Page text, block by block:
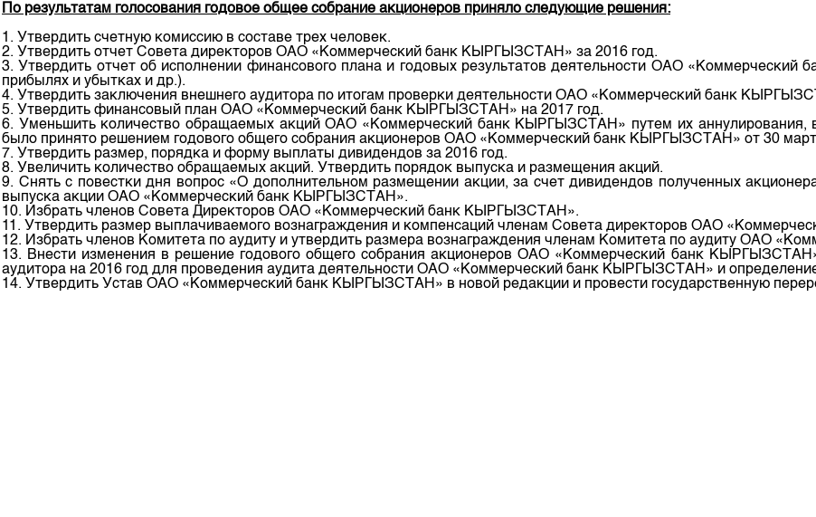
Участники торгов
Наши партнеры
Cтратегия развития
Корпоративные документы
Контакты
Финансовый рынок KG
Пресс-клуб
депозитам
По результатам голосования годовое общее собрание акционеров приняло следующие решения:
1. Утвердить счетную комиссию в составе трех человек.
2. Утвердить отчет Совета директоров ОАО «Коммерческий банк КЫРГЫЗСТАН» за 2016 год.
3. Утвердить отчет об исполнении финансового плана и годовых результатов деятельности ОАО
прибылях и убытках и др.).
4. Утвердить заключения внешнего аудитора по итогам проверки деятельности ОАО «Коммерческий банк
5. Утвердить финансовый план ОАО «Коммерческий банк КЫРГЫЗСТАН» на 2017 год.
6. Уменьшить количество обращаемых акций ОАО «Коммерческий банк КЫРГЫЗСТАН» путем их аннулирования,
было принято решением годового общего собрания акционеров ОАО «Коммерческий банк КЫРГЫЗСТАН» от 30
7. Утвердить размер, порядка и форму выплаты дивидендов за 2016 год.
8. Увеличить количество обращаемых акций. Утвердить порядок выпуска и размещения акций.
9. Снять с повестки дня вопрос «О дополнительном размещении акции, за счет дивидендов полученных
выпуска акции ОАО «Коммерческий банк КЫРГЫЗСТАН».
10. Избрать членов Совета Директоров ОАО «Коммерческий банк КЫРГЫЗСТАН».
11. Утвердить размер выплачиваемого вознаграждения и компенсаций членам Совета директоров ОАО
12. Избрать членов Комитета по аудиту и утвердить размера вознаграждения членам Комитета по аудиту ОАО
13. Внести изменения в решение годового общего собрания акционеров ОАО «Коммерческий банк
аудитора на 2016 год для проведения аудита деятельности ОАО «Коммерческий банк КЫРГЫЗСТАН» и
14. Утвердить Устав ОАО «Коммерческий банк КЫРГЫЗСТАН» в новой редакции и провести государственную